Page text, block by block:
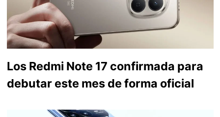
Los Redmi Note 17 confirmada para
debutar este mes de forma oficial